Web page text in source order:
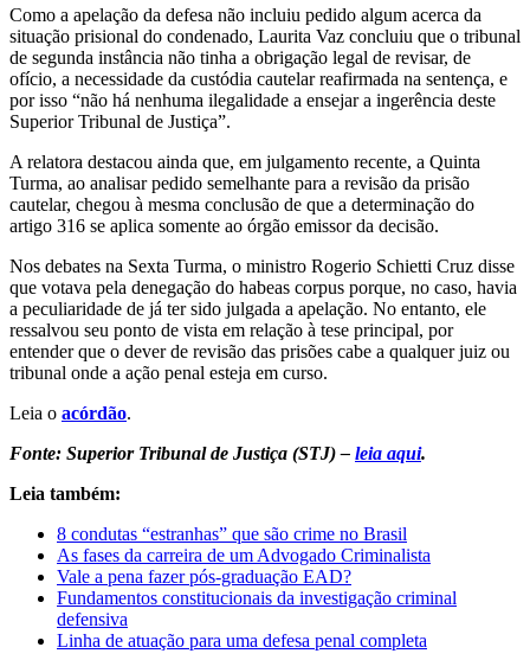
Como a apelação da defesa não incluiu pedido algum acerca da
situação prisional do condenado, Laurita Vaz concluiu que o tribunal
de segunda instância não tinha a obrigação legal de revisar, de
ofício, a necessidade da custódia cautelar reafirmada na sentença, e
por isso “não há nenhuma ilegalidade a ensejar a ingerência deste
Superior Tribunal de Justiça”.
A relatora destacou ainda que, em julgamento recente, a Quinta
Turma, ao analisar pedido semelhante para a revisão da prisão
cautelar, chegou à mesma conclusão de que a determinação do
artigo 316 se aplica somente ao órgão emissor da decisão.
Nos debates na Sexta Turma, o ministro Rogerio Schietti Cruz disse
que votava pela denegação do habeas corpus porque, no caso, havia
a peculiaridade de já ter sido julgada a apelação. No entanto, ele
ressalvou seu ponto de vista em relação à tese principal, por
entender que o dever de revisão das prisões cabe a qualquer juiz ou
tribunal onde a ação penal esteja em curso.​
Leia o acór​dão.
Fonte: Superior Tribunal de Justiça (STJ) – leia aqui.
Leia também:
8 condutas “estranhas” que são crime no Brasil
As fases da carreira de um Advogado Criminalista
Vale a pena fazer pós-graduação EAD?
Fundamentos constitucionais da investigação criminal
defensiva
Linha de atuação para uma defesa penal completa